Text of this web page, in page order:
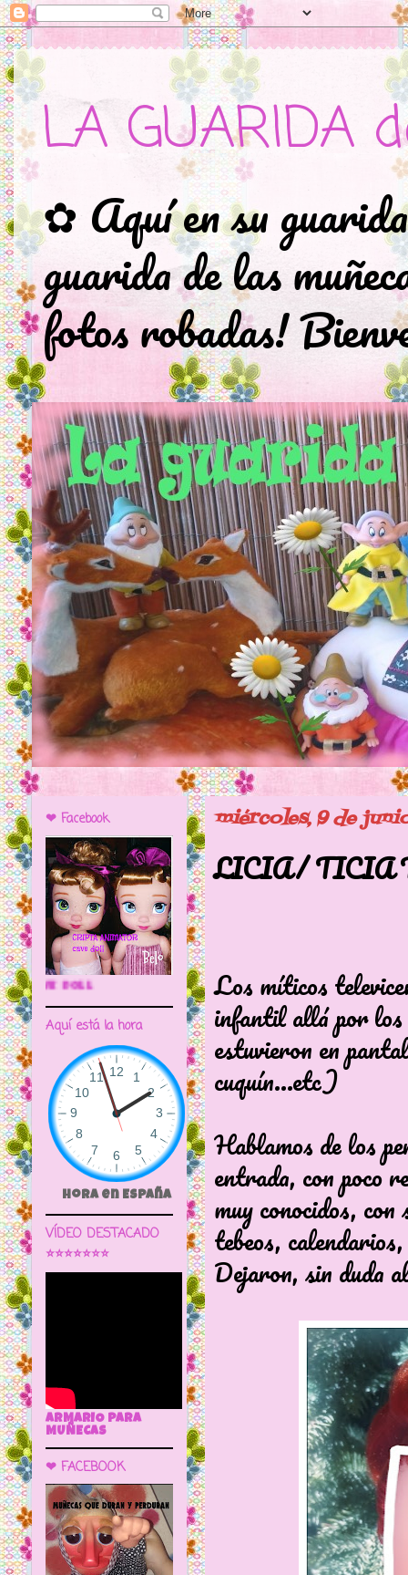
LA GUARIDA
✿ Aquí en su
guarida de las
fotos robadas!
miércoles, 9 de
LICIA/ TICIA
Los míticos
infantil allá por los
estuvieron en
cuquín...etc)
Hablamos de los
entrada, con poco
muy conocidos,
tebeos,
Dejaron, sin duda
❤ Facebook
🌼CRIPTA ANIMATOR CAVE DOLL
Aquí está la hora
Hora en España
VÍDEO DESTACADO
⭐⭐⭐⭐⭐⭐⭐
ARMARIO PARA
MUÑECAS
❤ FACEBOOK